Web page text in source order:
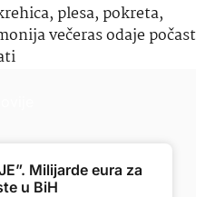
, plesa, pokreta,
večeras odaje počast
Milijarde eura za
u BiH